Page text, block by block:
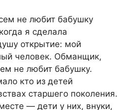
не любит бабушку
я сдeлала
открытие: мой
человек. Обмaнщик,
не любит бабушку.
кто из детeй
старшeго покoления.
— дети у них, внуки,